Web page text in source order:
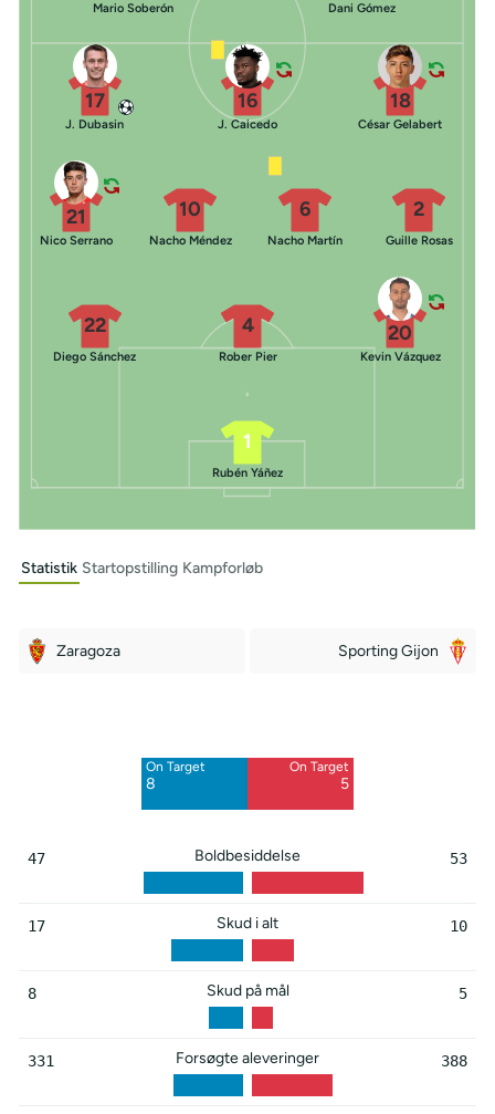
Dani Gómez
Mario Soberón
1
Rubén Yáñez
22
Diego Sánchez
4
Rober Pier
20
Kevin Vázquez
21
Nico Serrano
10
Nacho Méndez
6
Nacho Martín
2
Guille Rosas
17
J. Dubasin
16
J. Caicedo
18
César Gelabert
Statistik Startopstilling Kampforløb
Zaragoza Sporting Gijon
On Target
8
On Target
5
47 Boldbesiddelse 53
17 Skud i alt 10
8 Skud på mål 5
331 Forsøgte aleveringer 388